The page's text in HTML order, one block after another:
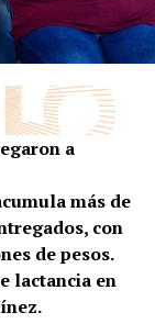
que
Consejo
en materia de
con lo
DE LA
Gustavo
a
más de
con
de pesos.
lactancia en